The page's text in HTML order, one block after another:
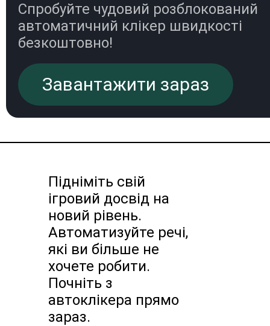
Спробуйте чудовий розблокований
автоматичний клікер швидкості
безкоштовно!
Завантажити зараз
Підніміть свій
ігровий досвід на
новий рівень.
Автоматизуйте речі,
які ви більше не
хочете робити.
Почніть з
автоклікера прямо
зараз.